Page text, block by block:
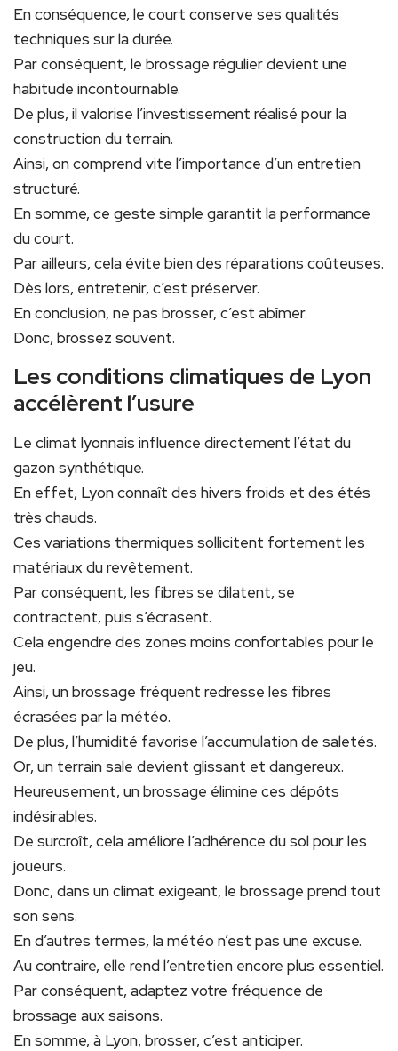
En conséquence, le court conserve ses qualités
techniques sur la durée.
Par conséquent, le brossage régulier devient une
habitude incontournable.
De plus, il valorise l’investissement réalisé pour la
construction du terrain.
Ainsi, on comprend vite l’importance d’un entretien
structuré.
En somme, ce geste simple garantit la performance
du court.
Par ailleurs, cela évite bien des réparations coûteuses.
Dès lors, entretenir, c’est préserver.
En conclusion, ne pas brosser, c’est abîmer.
Donc, brossez souvent.
Les conditions climatiques de Lyon
accélèrent l’usure
Le climat lyonnais influence directement l’état du
gazon synthétique.
En effet, Lyon connaît des hivers froids et des étés
très chauds.
Ces variations thermiques sollicitent fortement les
matériaux du revêtement.
Par conséquent, les fibres se dilatent, se
contractent, puis s’écrasent.
Cela engendre des zones moins confortables pour le
jeu.
Ainsi, un brossage fréquent redresse les fibres
écrasées par la météo.
De plus, l’humidité favorise l’accumulation de saletés.
Or, un terrain sale devient glissant et dangereux.
Heureusement, un brossage élimine ces dépôts
indésirables.
De surcroît, cela améliore l’adhérence du sol pour les
joueurs.
Donc, dans un climat exigeant, le brossage prend tout
son sens.
En d’autres termes, la météo n’est pas une excuse.
Au contraire, elle rend l’entretien encore plus essentiel.
Par conséquent, adaptez votre fréquence de
brossage aux saisons.
En somme, à Lyon, brosser, c’est anticiper.